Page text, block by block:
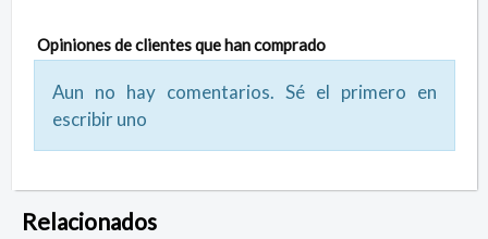
Opiniones de clientes que han comprado
Aun no hay comentarios. Sé el primero en
escribir uno
Relacionados